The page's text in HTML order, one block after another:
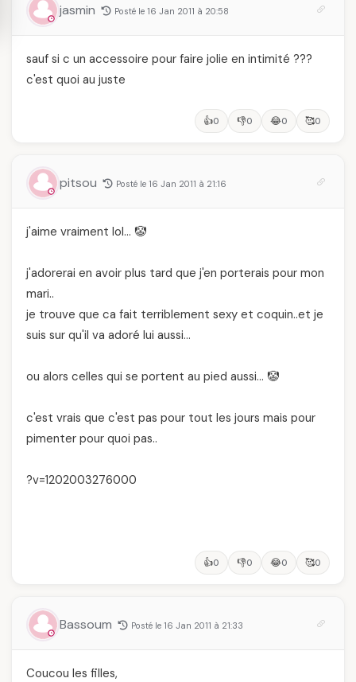
jasmin Posté le 16 Jan 2011 à 20:58
sauf si c un accessoire pour faire jolie en intimité ???
c'est quoi au juste
👍0 👎0 😂0 🥰0
pitsou Posté le 16 Jan 2011 à 21:16
j'aime vraiment lol… 🤡
j'adorerai en avoir plus tard que j'en porterais pour mon
mari..
je trouve que ca fait terriblement sexy et coquin..et je
suis sur qu'il va adoré lui aussi…
ou alors celles qui se portent au pied aussi… 🤡
c'est vrais que c'est pas pour tout les jours mais pour
pimenter pour quoi pas..
?v=1202003276000
👍0 👎0 😂0 🥰0
Bassoum Posté le 16 Jan 2011 à 21:33
Coucou les filles,